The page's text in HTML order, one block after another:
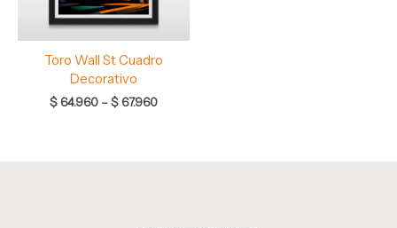
Toro Wall St Cuadro
Decorativo
$ 64.960 –$ 67.960